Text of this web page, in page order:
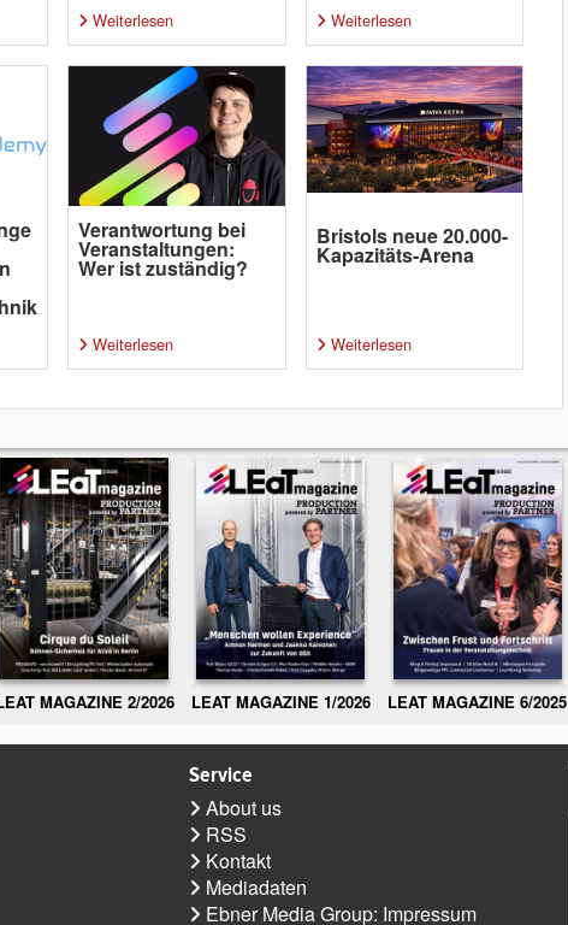
Weiterlesen Weiterlesen
Verantwortung bei
Veranstaltungen:
Wer ist zuständig?
Weiterlesen
Bristols neue 20.000-
Kapazitäts-Arena
Weiterlesen
MAGAZINE 2/2026 LEAT MAGAZINE 1/2026 LEAT MAGAZINE 6/2025
Service
About us
RSS
Kontakt
Mediadaten
Ebner Media Group: Impressum